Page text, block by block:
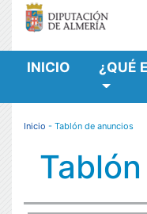
MENÚ RESPONSIVE
INICIO ¿QUÉ
Inicio - Tablón de anuncios